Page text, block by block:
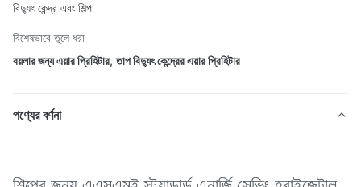
বিদ্যুৎ কেন্দ্র এবং শিল্প
বিশেষভাবে তুলে ধরা
বয়লার জন্য এয়ার প্রিহিটার,তাপ বিদ্যুৎ কেন্দ্রের এয়ার প্রিহিটার
পণ্যের বর্ণনা